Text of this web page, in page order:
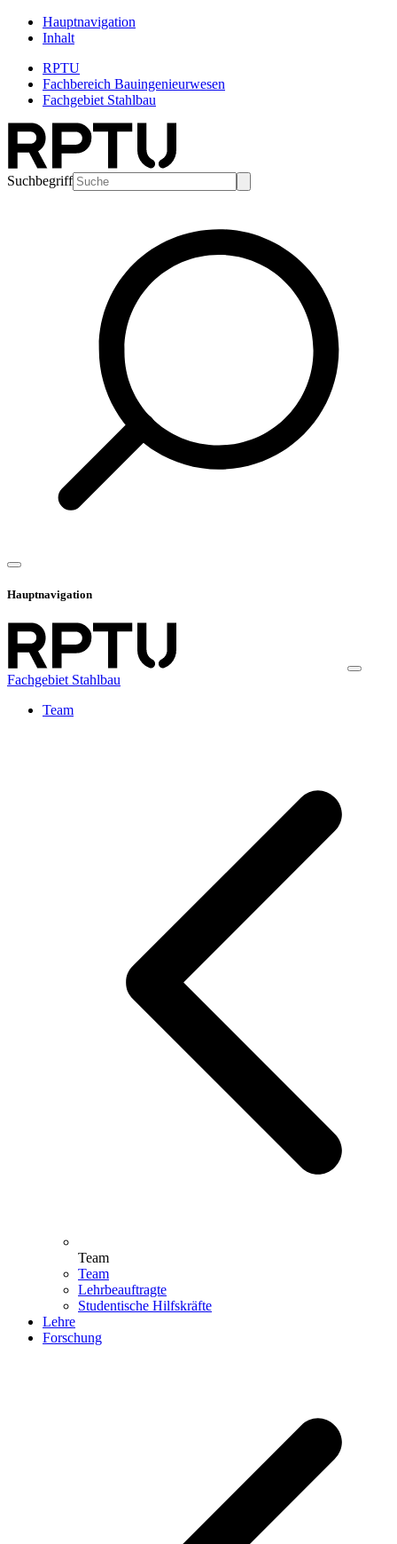
Hauptnavigation
Inhalt
RPTU
Fachbereich Bauingenieurwesen
Fachgebiet Stahlbau
Suchbegriff
Hauptnavigation
Fachgebiet Stahlbau
Team
Team
Team
Lehrbeauftragte
Studentische Hilfskräfte
Lehre
Forschung